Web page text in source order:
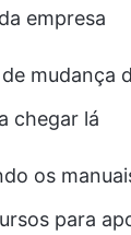
empresa
mudança
chegar lá
os
para